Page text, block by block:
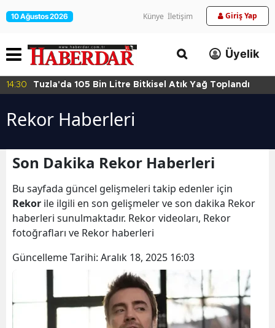
10 Ağustos 2026 Künye İletişim Giriş Yap
Üyelik
14:30 Tuzla'da 105 Bin Litre Bitkisel Atık Yağ Toplandı
Rekor Haberleri
Son Dakika Rekor Haberleri
Bu sayfada güncel gelişmeleri takip edenler için
Rekor ile ilgili en son gelişmeler ve son dakika Rekor
haberleri sunulmaktadır. Rekor videoları, Rekor
fotoğrafları ve Rekor haberleri
Güncelleme Tarihi: Aralık 18, 2025 16:03